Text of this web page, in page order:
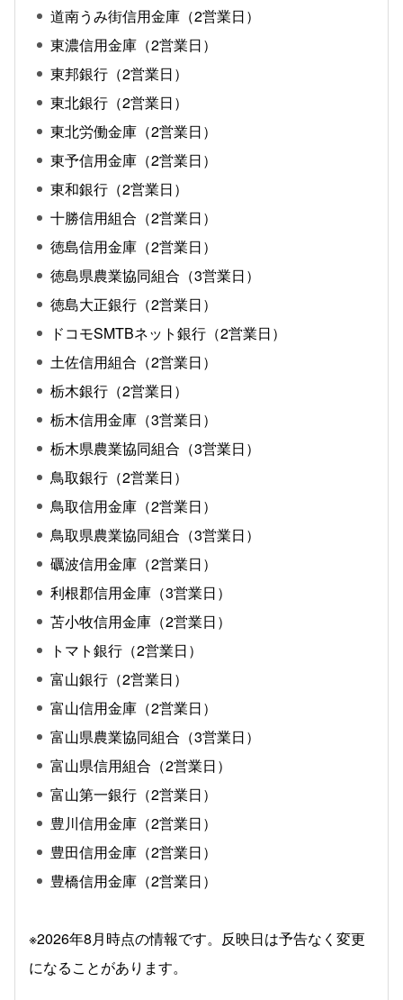
道南うみ街信用金庫（2営業日）
東濃信用金庫（2営業日）
東邦銀行（2営業日）
東北銀行（2営業日）
東北労働金庫（2営業日）
東予信用金庫（2営業日）
東和銀行（2営業日）
十勝信用組合（2営業日）
徳島信用金庫（2営業日）
徳島県農業協同組合（3営業日）
徳島大正銀行（2営業日）
ドコモSMTBネット銀行（2営業日）
土佐信用組合（2営業日）
栃木銀行（2営業日）
栃木信用金庫（3営業日）
栃木県農業協同組合（3営業日）
鳥取銀行（2営業日）
鳥取信用金庫（2営業日）
鳥取県農業協同組合（3営業日）
礪波信用金庫（2営業日）
利根郡信用金庫（3営業日）
苫小牧信用金庫（2営業日）
トマト銀行（2営業日）
富山銀行（2営業日）
富山信用金庫（2営業日）
富山県農業協同組合（3営業日）
富山県信用組合（2営業日）
富山第一銀行（2営業日）
豊川信用金庫（2営業日）
豊田信用金庫（2営業日）
豊橋信用金庫（2営業日）
※2026年8月時点の情報です。反映日は予告なく変更
になることがあります。